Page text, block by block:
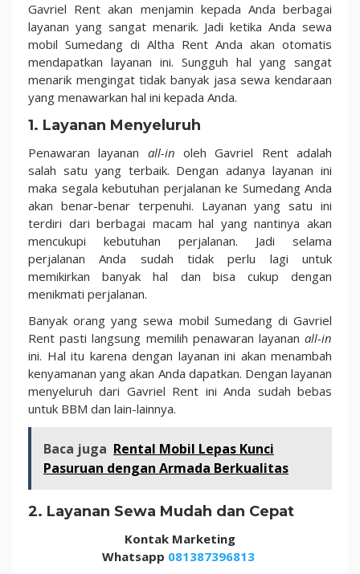
Gavriel Rent akan menjamin kepada Anda berbagai
layanan yang sangat menarik. Jadi ketika Anda sewa
mobil Sumedang di Altha Rent Anda akan otomatis
mendapatkan layanan ini. Sungguh hal yang sangat
menarik mengingat tidak banyak jasa sewa kendaraan
yang menawarkan hal ini kepada Anda.
1. Layanan Menyeluruh
Penawaran layanan all-in oleh Gavriel Rent adalah
salah satu yang terbaik. Dengan adanya layanan ini
maka segala kebutuhan perjalanan ke Sumedang Anda
akan benar-benar terpenuhi. Layanan yang satu ini
terdiri dari berbagai macam hal yang nantinya akan
mencukupi kebutuhan perjalanan. Jadi selama
perjalanan Anda sudah tidak perlu lagi untuk
memikirkan banyak hal dan bisa cukup dengan
menikmati perjalanan.
Banyak orang yang sewa mobil Sumedang di Gavriel
Rent pasti langsung memilih penawaran layanan all-in
ini. Hal itu karena dengan layanan ini akan menambah
kenyamanan yang akan Anda dapatkan. Dengan layanan
menyeluruh dari Gavriel Rent ini Anda sudah bebas
untuk BBM dan lain-lainnya.
Baca juga Rental Mobil Lepas Kunci
Pasuruan dengan Armada Berkualitas
2. Layanan Sewa Mudah dan Cepat
Kontak Marketing
Whatsapp 081387396813